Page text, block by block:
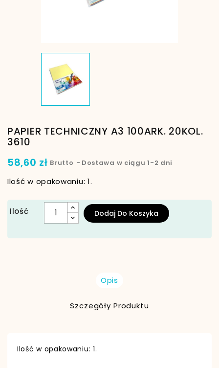
PAPIER TECHNICZNY A3 100ARK. 20KOL.
3610
58,60 zł Brutto Dostawa w ciągu 1-2 dni
Ilość w opakowaniu: 1.
Ilość Dodaj Do Koszyka
Opis
Szczegóły Produktu
Ilość w opakowaniu: 1.